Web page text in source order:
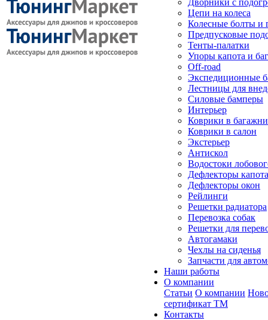
Дворники с
Цепи на колеса
Колесные болты и
Предпусковые
Тенты-палатки
Упоры капота и
Off-road
Экспедиционные
Лестницы для
Силовые бамперы
Интерьер
Коврики в
Коврики в салон
Экстерьер
Антискол
Водостоки
Дефлекторы капота
Дефлекторы окон
Рейлинги
Решетки радиатора
Перевозка собак
Решетки для
Автогамаки
Чехлы на сиденья
Запчасти для
Наши работы
О компании
Статьи О компании
сертификат ТМ
Контакты